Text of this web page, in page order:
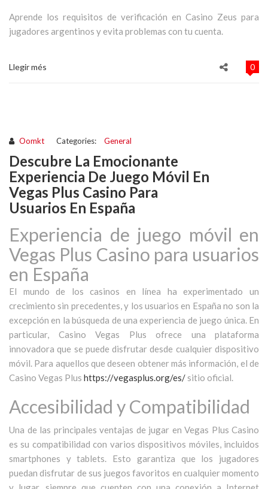
Aprende los requisitos de verificación en Casino Zeus para
jugadores argentinos y evita problemas con tu cuenta.
Llegir més 0
Oomkt Categories: General
Descubre La Emocionante
Experiencia De Juego Móvil En
Vegas Plus Casino Para
Usuarios En España
Experiencia de juego móvil en
Vegas Plus Casino para usuarios
en España
El mundo de los casinos en línea ha experimentado un
crecimiento sin precedentes, y los usuarios en España no son la
excepción en la búsqueda de una experiencia de juego única. En
particular, Casino Vegas Plus ofrece una plataforma
innovadora que se puede disfrutar desde cualquier dispositivo
móvil. Para aquellos que deseen obtener más información, el de
Casino Vegas Plus https://vegasplus.org/es/ sitio oficial.
Accesibilidad y Compatibilidad
Una de las principales ventajas de jugar en Vegas Plus Casino
es su compatibilidad con varios dispositivos móviles, incluidos
smartphones y tablets. Esto garantiza que los jugadores
puedan disfrutar de sus juegos favoritos en cualquier momento